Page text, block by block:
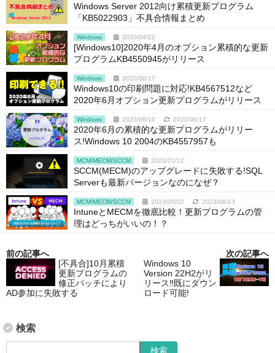
Windows Server 2012向け累積更新プログラム
「KB5022903」不具合情報まとめ
Windows 2020/04/22
[Windows10]2020年4月のオプション累積的な更新
プログラムKB4550945がリリース
Windows 2020/06/17
Windows10の印刷問題に対応!KB4567512など
2020年6月オプション更新プログラムがリリース
Windows 2020/06/10 2020/06/17
2020年6月の累積的な更新プログラムがリリー
ス!Windows 10 2004のKB4557957も
MCM/MECM/SCCM 2023/01/12
SCCM(MECM)のアップグレードに失敗する!SQL
Serverも最新バージョンなのになぜ？
MCM/MECM/SCCM 2023/05/02 2023/06/13
IntuneとMECMを徹底比較！更新プログラムの管
理はどっちがいいの！？
前の記事へ
[不具合]10月累積
更新プログラムの
修正パッチにより
AD参加に失敗する
次の記事へ
Windows 10
Version 22H2がリ
リース‼既にダウン
ロード可能!
検索